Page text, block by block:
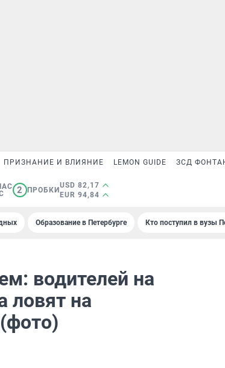
ПРИЗНАНИЕ И ВЛИЯНИЕ LEMON GUIDE ЗСД
2 ПРОБКИ
USD 82,17
EUR 94,84
Образование в Петербурге Кто поступил в вузы
водителей на
ловят на